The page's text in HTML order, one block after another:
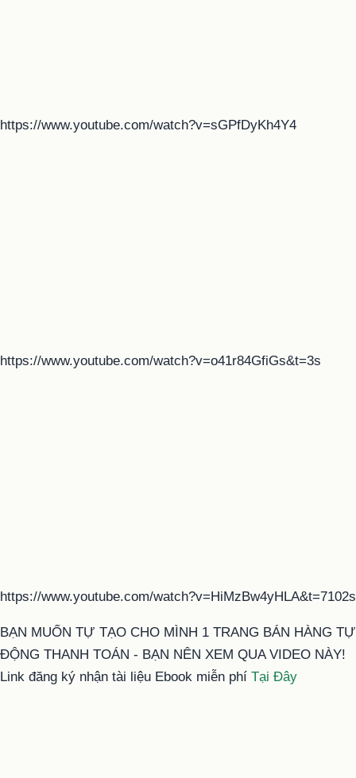
https://www.youtube.com/watch?v=sGPfDyKh4Y4
https://www.youtube.com/watch?v=o41r84GfiGs&t=3s
https://www.youtube.com/watch?v=HiMzBw4yHLA&t=7102s
BẠN MUỐN TỰ TẠO CHO MÌNH 1 TRANG BÁN HÀNG TỰ
ĐỘNG THANH TOÁN - BẠN NÊN XEM QUA VIDEO NÀY!
Link đăng ký nhận tài liệu Ebook miễn phí Tại Đây